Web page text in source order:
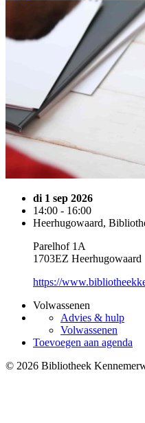
di 1 sep 2026
14:00 - 16:00
Heerhugowaard,
Parelhof 1A
1703EZ Heerhugowaard
https://
Volwassenen
Advies & hulp
Volwassenen
Toevoegen aan agenda
© 2026 Bibliotheek